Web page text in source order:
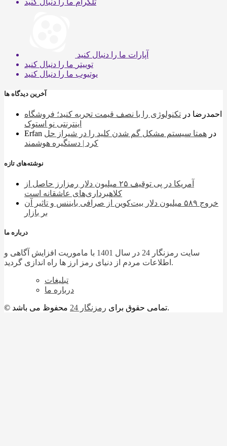
تلگرام ما را دنبال کنید
آپارات ما را دنبال کنید
توییتر ما را دنبال کنید
یوتیوب ما را دنبال کنید
آخرین دیدگاه ها
احمدرضا در تکنولوژی را با نصف قیمت تجربه کنید؛ فروشگاه
اینترنتی نو استوک
Erfan
در همتا سیستم مشکل گم شدن کلید را در شیراز حل
کرد | دستگیره هوشمند
نوشته‌های تازه
آمریکا در پی توقیف ۲۵ میلیون دلار رمزارز حاصل از
کلاهبرداری‌های عاشقانه است
خروج ۵۸۹ میلیون دلار بیت‌کوین از صرافی بایننس و تاثیر آن
بر بازار
درباره ما
سایت رمزنگار 24 در سال 1401 با ماموریت افزایش آگاهی و
اطلاعات مردم از دنیای رمز ارز ها راه اندازی گردید.
تبلیغات
درباره ما
© تمامی حقوق برای رمزنگار 24 محفوظ می باشد.